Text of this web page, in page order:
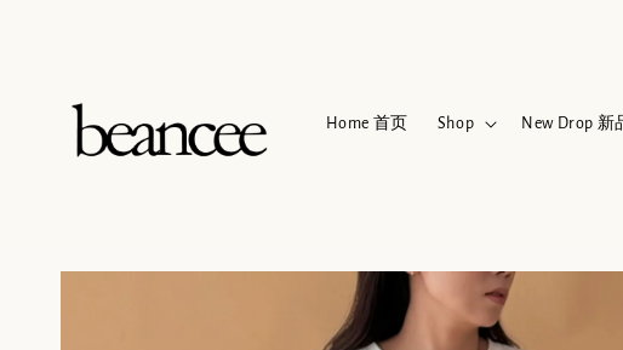
Home 首页 Shop New Drop 新